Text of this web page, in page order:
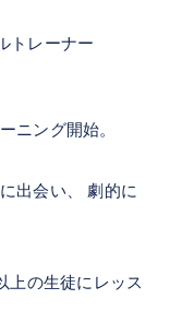
トレーナー
ニング開始。
出会い、 劇的に
上の生徒にレッス